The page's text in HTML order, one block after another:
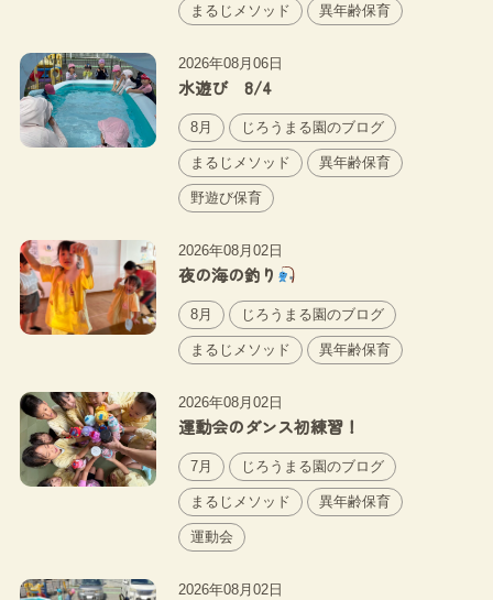
まるじメソッド 異年齢保育
2026年08月06日
水遊び 8/4
8月 じろうまる園のブログ
まるじメソッド 異年齢保育
野遊び保育
2026年08月02日
夜の海の釣り
8月 じろうまる園のブログ
まるじメソッド 異年齢保育
2026年08月02日
運動会のダンス初練習！
7月 じろうまる園のブログ
まるじメソッド 異年齢保育
運動会
2026年08月02日